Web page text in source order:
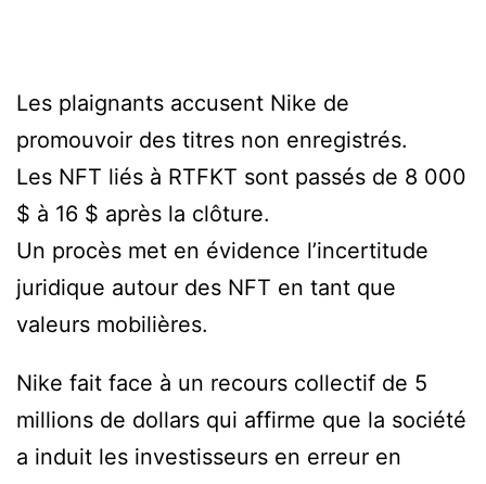
Les plaignants accusent Nike de
promouvoir des titres non enregistrés.
Les NFT liés à RTFKT sont passés de 8 000
$ à 16 $ après la clôture.
Un procès met en évidence l’incertitude
juridique autour des NFT en tant que
valeurs mobilières.
Nike fait face à un recours collectif de 5
millions de dollars qui affirme que la société
a induit les investisseurs en erreur en